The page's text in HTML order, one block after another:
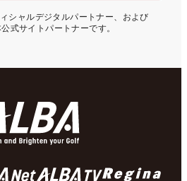
シャルデジタルパートナー、および
式サイトパートナーです。